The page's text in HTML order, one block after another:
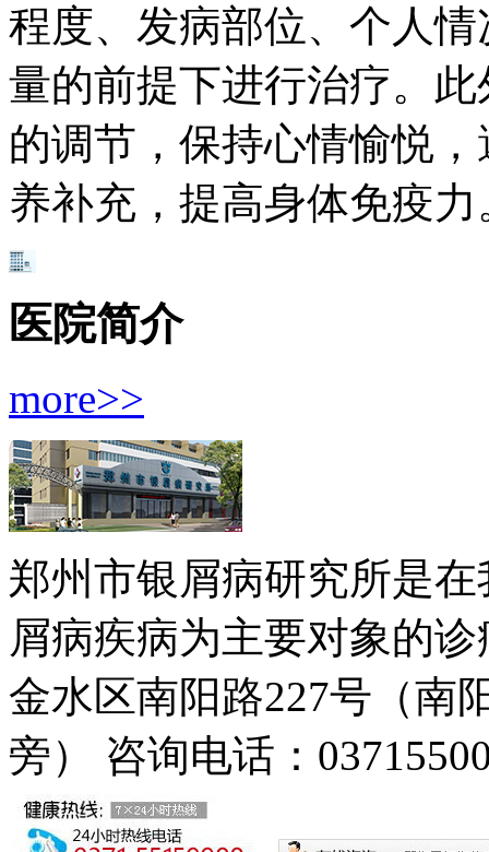
程度、发病部位、个人
量的前提下进行治疗。
的调节，保持心情愉悦
养补充，提高身体免疫力
医院简介
more>>
郑州市银屑病研究所是
屑病疾病为主要对象的诊
金水区南阳路227号（南
旁）
咨询电话：